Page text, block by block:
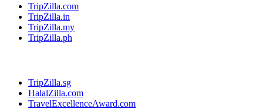
TripZilla.com
TripZilla.in
TripZilla.my
TripZilla.ph
TripZilla.sg
HalalZilla.com
TravelExcellenceAward.com